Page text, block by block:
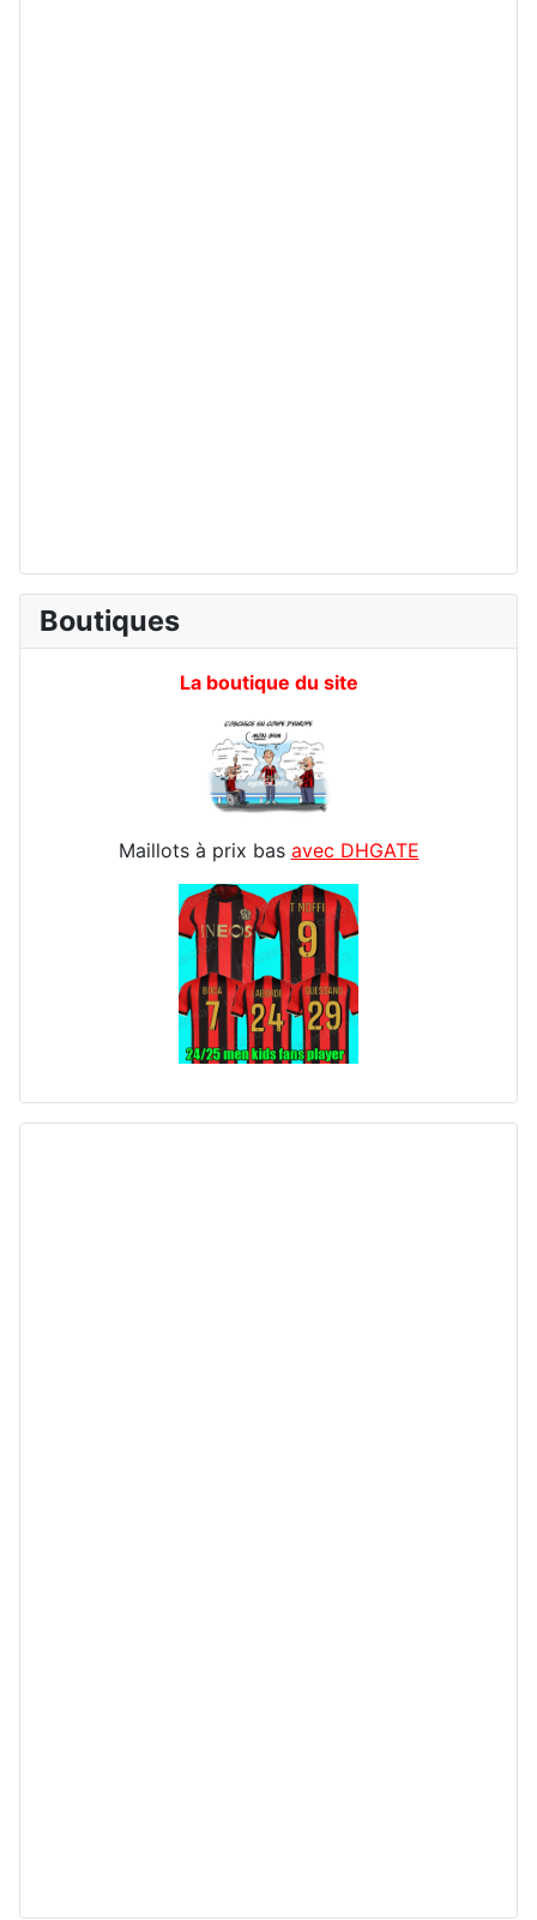
Boutiques
La boutique du site
Maillots à prix bas avec DHGATE